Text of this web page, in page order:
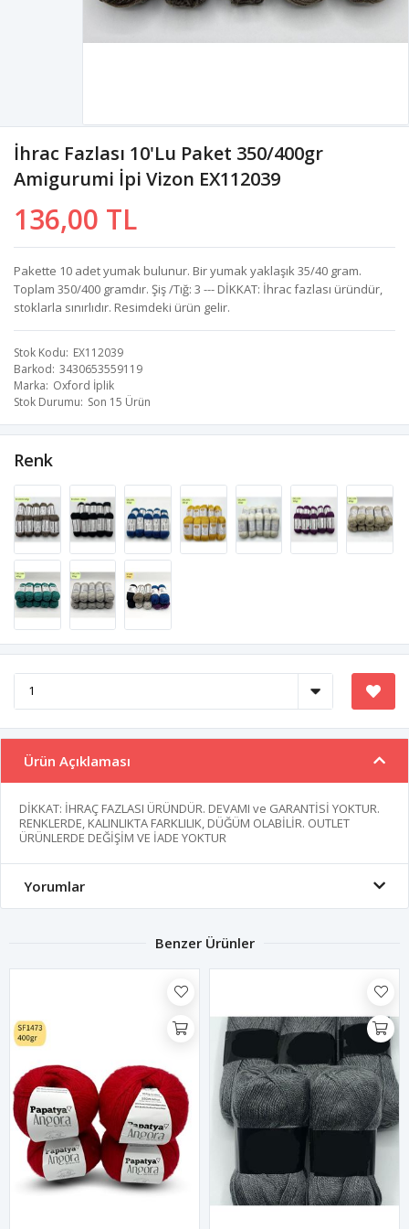
İhrac Fazlası 10'lu Paket 350/400gr
Amigurumi İpi Vizon EX112039
136,00 TL
Pakette 10 adet yumak bulunur. Bir yumak yaklaşık 35/40 gram.
Toplam 350/400 gramdır. Şiş /Tığ: 3 --- DİKKAT: İhrac fazlası üründür,
stoklarla sınırlıdır. Resimdeki ürün gelir.
Stok Kodu EX112039
Barkod 3430653559119
Marka Oxford İplik
Stok Durumu Son 15 Ürün
Renk
Ürün Açıklaması
DİKKAT: İHRAÇ FAZLASI ÜRÜNDÜR. DEVAMI ve GARANTİSİ YOKTUR.
RENKLERDE, KALINLIKTA FARKLILIK, DÜĞÜM OLABİLİR. OUTLET
ÜRÜNLERDE DEĞİŞİM VE İADE YOKTUR
Yorumlar
Benzer Ürünler